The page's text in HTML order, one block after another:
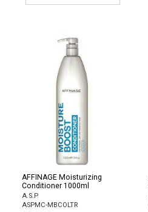
AFFINAGE Moisturizing
Conditioner 1000ml
A.S.P
ASPMC-MBCOLTR